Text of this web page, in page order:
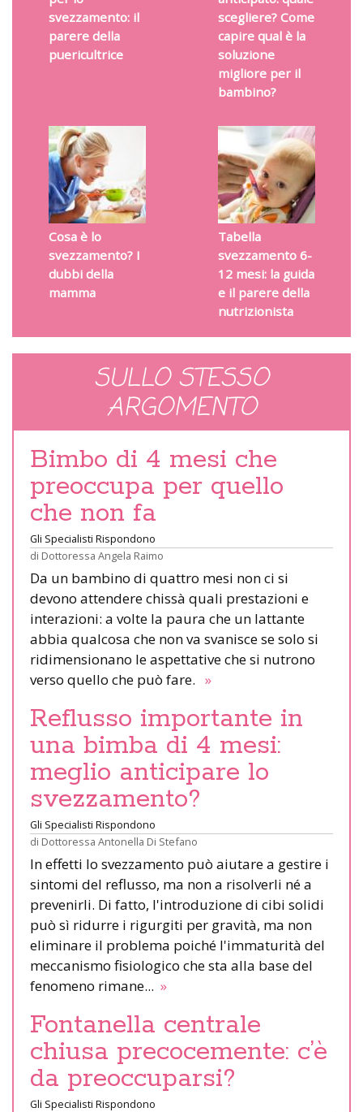
svezzamento: il
parere della
puericultrice
scegliere? Come
capire qual è la
soluzione
migliore per il
bambino?
Cosa è lo
svezzamento? I
dubbi della
mamma
Tabella
svezzamento 6-
12 mesi: la guida
e il parere della
nutrizionista
SULLO STESSO
ARGOMENTO
Bimbo di 4 mesi che
preoccupa per quello
che non fa
Gli Specialisti Rispondono
di Dottoressa Angela Raimo
Da un bambino di quattro mesi non ci si
devono attendere chissà quali prestazioni e
interazioni: a volte la paura che un lattante
abbia qualcosa che non va svanisce se solo si
ridimensionano le aspettative che si nutrono
verso quello che può fare. »
Reflusso importante in
una bimba di 4 mesi:
meglio anticipare lo
svezzamento?
Gli Specialisti Rispondono
di Dottoressa Antonella Di Stefano
In effetti lo svezzamento può aiutare a gestire i
sintomi del reflusso, ma non a risolverli né a
prevenirli. Di fatto, l'introduzione di cibi solidi
può sì ridurre i rigurgiti per gravità, ma non
eliminare il problema poiché l'immaturità del
meccanismo fisiologico che sta alla base del
fenomeno rimane... »
Fontanella centrale
chiusa precocemente: c’è
da preoccuparsi?
Gli Specialisti Rispondono